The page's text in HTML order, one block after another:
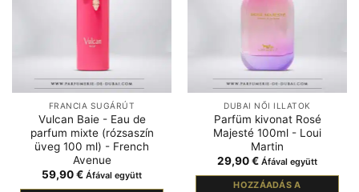
FRANCIA SUGÁRÚT
Vulcan Baie - Eau de
parfum mixte (rózsaszín
üveg 100 ml) - French
Avenue
59,90€ Áfával együtt
DUBAI NŐI ILLATOK
Parfüm kivonat Rosé
Majesté 100ml - Loui
Martin
29,90€ Áfával együtt
HOZZÁADÁS A